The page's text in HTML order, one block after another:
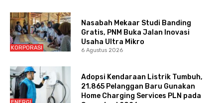
KORPORASI
Nasabah Mekaar Studi Banding
Gratis, PNM Buka Jalan Inovasi
Usaha Ultra Mikro
6 Agustus 2026
Adopsi Kendaraan Listrik Tumbuh,
21.865 Pelanggan Baru Gunakan
Home Charging Services PLN pada